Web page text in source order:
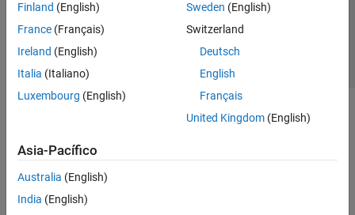
Finland (English)
France (Français)
Ireland (English)
Italia (Italiano)
Luxembourg (English)
Sweden (English)
Switzerland
Deutsch
English
Français
United Kingdom(English)
Asia-Pacífico
Australia (English)
India (English)
Seleccione un país/